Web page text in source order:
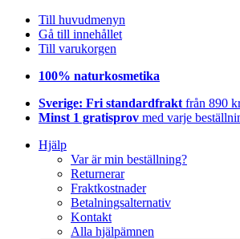
Till huvudmenyn
Gå till innehållet
Till varukorgen
100% naturkosmetika
Sverige: Fri standardfrakt från 890
Minst 1 gratisprov med varje
Hjälp
Var är min beställning?
Returnerar
Fraktkostnader
Betalningsalternativ
Kontakt
Alla hjälpämnen